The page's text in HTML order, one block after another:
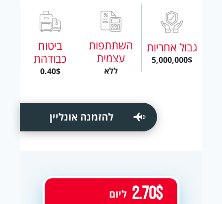
גבול אחריות
5,000,000$
השתתפות
עצמית
ללא
ביטוח
כבודהת
0.40$
להזמנה אונליין
2.70$ ליום